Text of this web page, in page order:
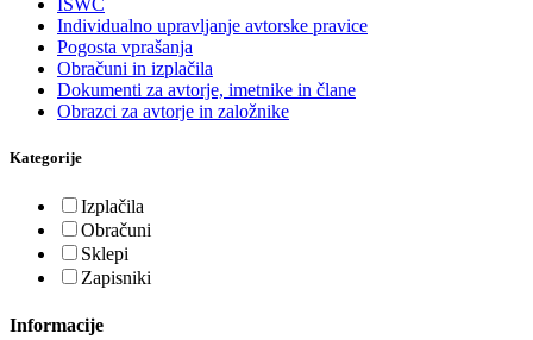
ISWC
Individualno upravljanje avtorske pravice
Pogosta vprašanja
Obračuni in izplačila
Dokumenti za avtorje, imetnike in člane
Obrazci za avtorje in založnike
Kategorije
Izplačila
Obračuni
Sklepi
Zapisniki
Informacije